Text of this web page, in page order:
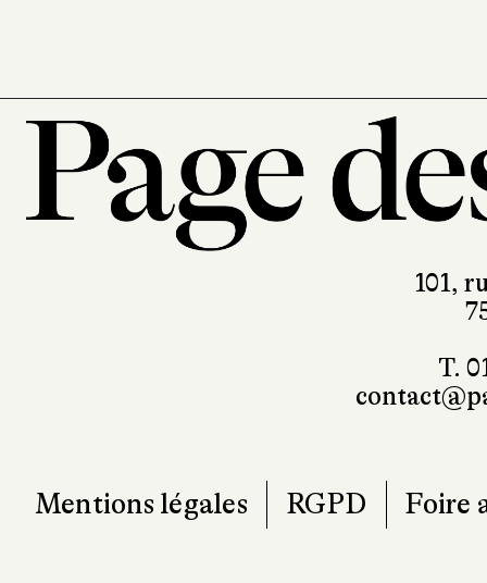
101,
T.
Mentions légales RGPD Foire